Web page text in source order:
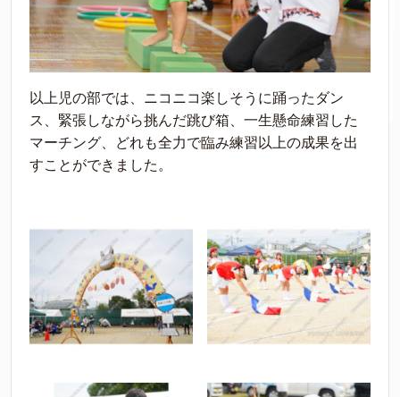
以上児の部では、ニコニコ楽しそうに踊ったダン
ス、緊張しながら挑んだ跳び箱、一生懸命練習した
マーチング、どれも全力で臨み練習以上の成果を出
すことができました。